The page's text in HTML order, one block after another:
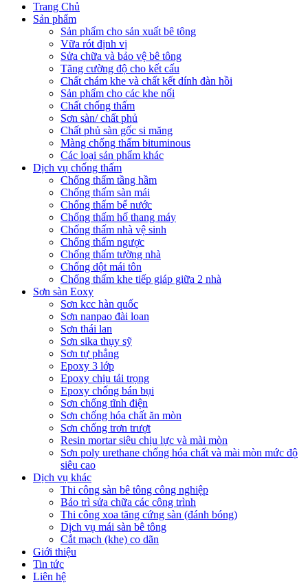
Trang Chủ
Sản phẩm
Sản phẩm cho sản xuất bê tông
Vữa rót định vị
Sửa chữa và bảo vệ bê tông
Tăng cường độ cho kết cấu
Chất chám khe và chất kết dính đàn hồi
Sản phẩm cho các khe nối
Chất chống thấm
Sơn sàn/ chất phủ
Chất phủ sàn gốc si măng
Màng chống thấm bituminous
Các loại sản phẩm khác
Dịch vụ chống thấm
Chống thấm tầng hầm
Chống thấm sàn mái
Chống thấm bể nước
Chống thấm hố thang máy
Chống thấm nhà vệ sinh
Chống thấm ngược
Chống thấm tường nhà
Chống dột mái tôn
Chống thấm khe tiếp giáp giữa 2 nhà
Sơn sàn Eoxy
Sơn kcc hàn quốc
Sơn nanpao đài loan
Sơn thái lan
Sơn sika thụy sỹ
Sơn tự phẳng
Epoxy 3 lớp
Epoxy chịu tải trọng
Epoxy chống bán bụi
Sơn chống tĩnh điện
Sơn chống hóa chất ăn mòn
Sơn chống trơn trượt
Resin mortar siêu chịu lực và mài mòn
Sơn poly urethane chống hóa chất và mài mòn mức độ
siêu cao
Dịch vụ khác
Thi công sàn bê tông công nghiệp
Bảo trì sửa chữa các công trình
Thi công xoa tăng cứng sàn (đánh bóng)
Dịch vụ mái sàn bê tông
Cắt mạch (khe) co dãn
Giới thiệu
Tin tức
Liên hệ